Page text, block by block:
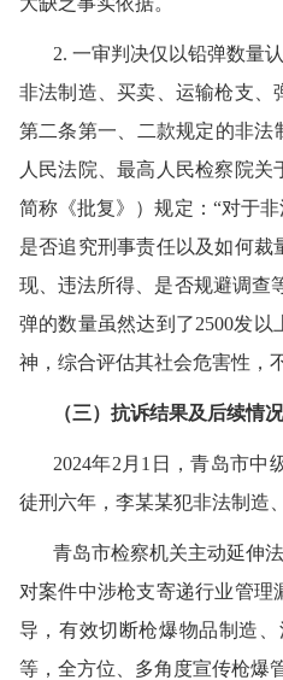
2. 一审判决仅以铅弹数量
非法制造、买卖、运输枪支、
第二条第一、二款规定的非法
人民法院、最高人民检察院
简称《批复》）规定：“对于
是否追究刑事责任以及如何
现、违法所得、是否规避调查
弹的数量虽然达到了2500发
神，综合评估其社会危害性，
（三）抗诉结果及后续情况
2024年2月1日，青岛市中
徒刑六年，李某某犯非法制造
青岛市检察机关主动延伸
对案件中涉枪支寄递行业管
导，有效切断枪爆物品制造
等，全方位、多角度宣传枪爆